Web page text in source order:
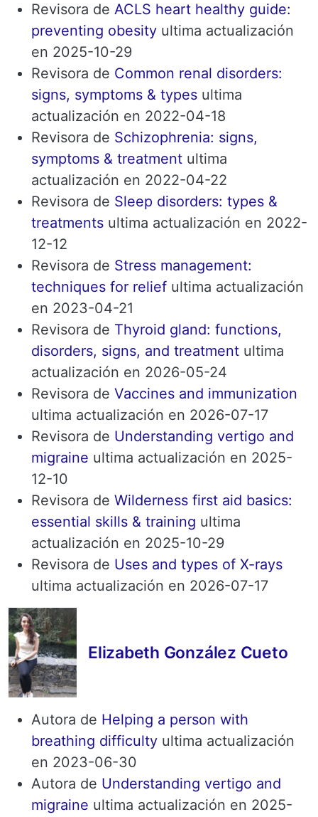
Revisora ​​de ACLS heart healthy guide:
preventing obesity ultima actualización
en 2025-10-29
Revisora ​​de Common renal disorders:
signs, symptoms & types ultima
actualización en 2022-04-18
Revisora ​​de Schizophrenia: signs,
symptoms & treatment ultima
actualización en 2022-04-22
Revisora ​​de Sleep disorders: types &
treatments ultima actualización en 2022-
12-12
Revisora ​​de Stress management:
techniques for relief ultima actualización
en 2023-04-21
Revisora ​​de Thyroid gland: functions,
disorders, signs, and treatment ultima
actualización en 2026-05-24
Revisora ​​de Vaccines and immunization
ultima actualización en 2026-07-17
Revisora ​​de Understanding vertigo and
migraine ultima actualización en 2025-
12-10
Revisora ​​de Wilderness first aid basics:
essential skills & training ultima
actualización en 2025-10-29
Revisora ​​de Uses and types of X-rays
ultima actualización en 2026-07-17
Elizabeth González Cueto
Autora de Helping a person with
breathing difficulty ultima actualización
en 2023-06-30
Autora de Understanding vertigo and
migraine ultima actualización en 2025-